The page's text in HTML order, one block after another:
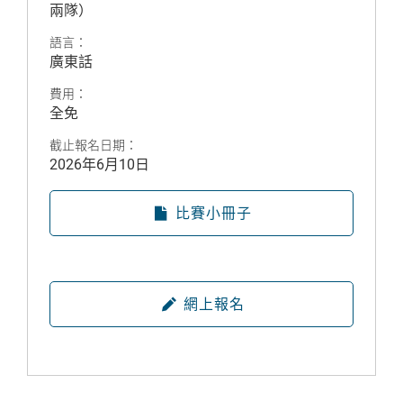
兩隊）
語言：
廣東話
費用：
全免
截止報名日期：
2026年6月10日
比賽小冊子
網上報名